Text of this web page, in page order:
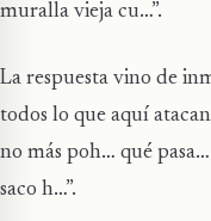
muralla vieja cu…”.
La respuesta vino de
todos lo que aquí
no más poh… qué
saco h…”.